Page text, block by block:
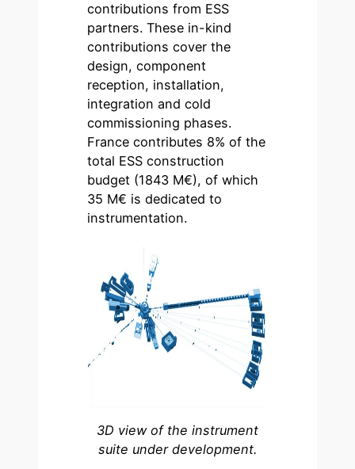
contributions from ESS
partners. These in-kind
contributions cover the
design, component
reception, installation,
integration and cold
commissioning phases.
France contributes 8% of the
total ESS construction
budget (1843 M€), of which
35 M€ is dedicated to
instrumentation.
3D view of the instrument
suite under development.